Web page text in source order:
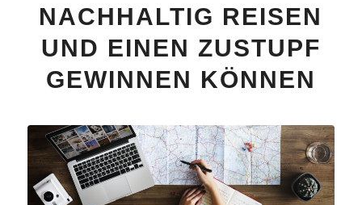
NACHHALTIG REISEN
UND EINEN ZUSTUPF
GEWINNEN KÖNNEN